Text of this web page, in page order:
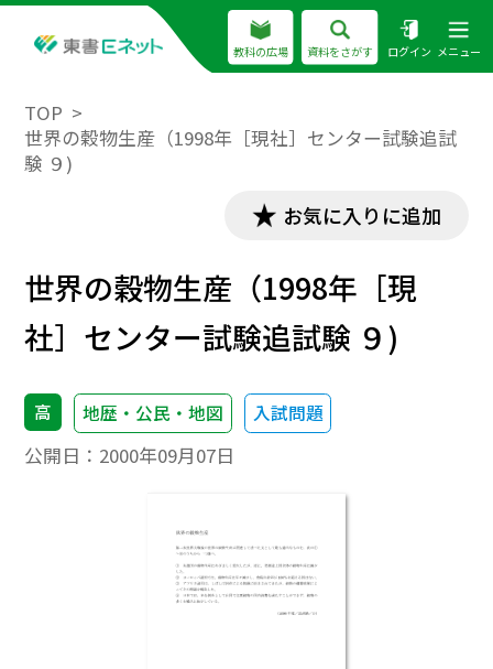
教科の広場 資料をさがす ログイン メニュー
TOP
世界の穀物生産（1998年［現社］センター試験追試
験 ９)
お気に入りに追加
世界の穀物生産（1998年［現
社］センター試験追試験 ９)
高 地歴・公民・地図 入試問題
公開日： 2000年09月07日